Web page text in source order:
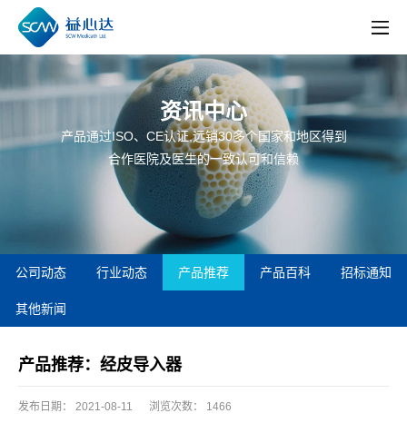
资讯中心
产品通过ISO、CE认证,远销30多个国家和地区得到
合作医院及医生的一致认可和信赖
公司动态 行业动态 产品推荐 产品百科 招标通知
其他新闻
产品推荐：经皮导入器
发布日期： 2021-08-11 浏览次数： 1466